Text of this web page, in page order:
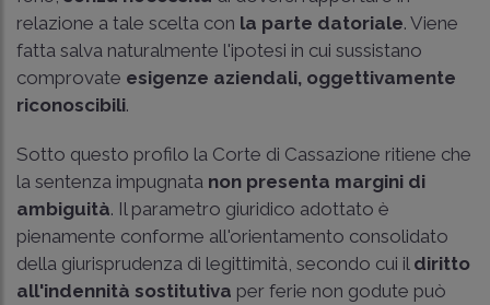
relazione a tale scelta con la parte datoriale. Viene
fatta salva naturalmente l'ipotesi in cui sussistano
comprovate esigenze aziendali, oggettivamente
riconoscibili.
Sotto questo profilo la Corte di Cassazione ritiene che
la sentenza impugnata non presenta margini di
ambiguità. Il parametro giuridico adottato è
pienamente conforme all'orientamento consolidato
della giurisprudenza di legittimità, secondo cui il diritto
all'indennità sostitutiva per ferie non godute può